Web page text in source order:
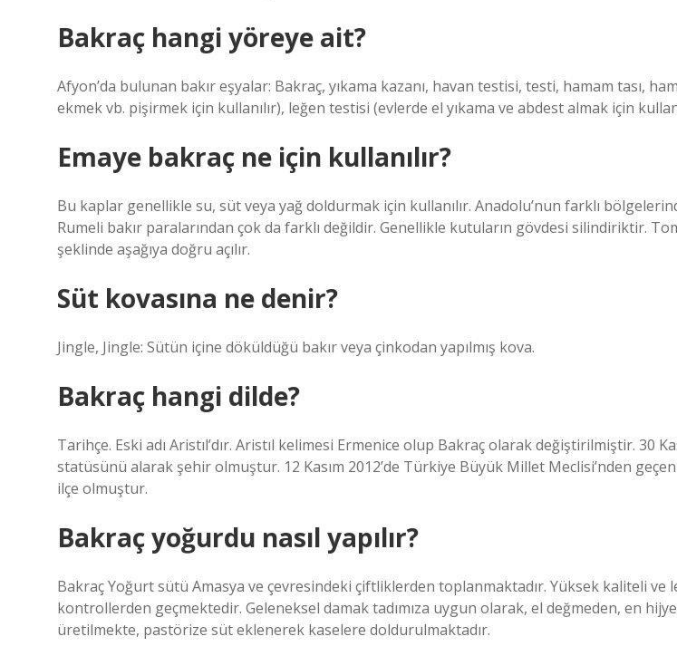
Bakraç hangi yöreye ait?
Afyon’da bulunan bakır eşyalar: Bakraç, yıkama kazanı, havan testisi, testi, hamam tası,
ekmek vb. pişirmek için kullanılır), leğen testisi (evlerde el yıkama ve abdest almak için
Emaye bakraç ne için kullanılır?
Bu kaplar genellikle su, süt veya yağ doldurmak için kullanılır. Anadolu’nun farklı
Rumeli bakır paralarından çok da farklı değildir. Genellikle kutuların gövdesi silindiriktir.
şeklinde aşağıya doğru açılır.
Süt kovasına ne denir?
Jingle, Jingle: Sütün içine döküldüğü bakır veya çinkodan yapılmış kova.
Bakraç hangi dilde?
Tarihçe. Eski adı Aristıl’dır. Aristıl kelimesi Ermenice olup Bakraç olarak değiştirilmiştir. 30
statüsünü alarak şehir olmuştur. 12 Kasım 2012’de Türkiye Büyük Millet Meclisi’nden geçen
ilçe olmuştur.
Bakraç yoğurdu nasıl yapılır?
Bakraç Yoğurt sütü Amasya ve çevresindeki çiftliklerden toplanmaktadır. Yüksek kaliteli ve
kontrollerden geçmektedir. Geleneksel damak tadımıza uygun olarak, el değmeden, en
üretilmekte, pastörize süt eklenerek kaselere doldurulmaktadır.